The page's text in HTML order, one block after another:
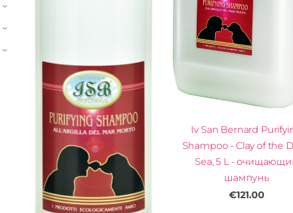
›
›
›
Iv San Bernard
Shampoo - Clay of the
Sea, 5 L -
шампунь
€121.00